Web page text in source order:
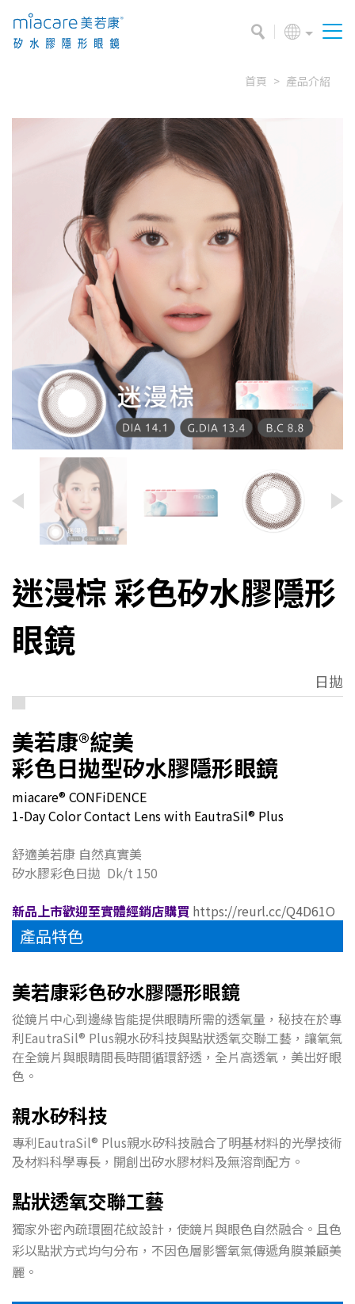
首頁 產品介紹
迷漫棕 彩色矽水膠隱形
眼鏡
日拋
美若康®綻美
彩色日拋型矽水膠隱形眼鏡
miacare® CONFiDENCE
1-Day Color Contact Lens with EautraSil® Plus
舒適美若康 自然真實美
矽水膠彩色日拋 Dk/t 150
新品上市歡迎至實體經銷店購買 https://reurl.cc/Q4D61O
產品特色
美若康彩色矽水膠隱形眼鏡
從鏡片中心到邊緣皆能提供眼睛所需的透氧量，秘技在於專
利EautraSil® Plus親水矽科技與點狀透氧交聯工藝，讓氧氣
在全鏡片與眼睛間長時間循環舒透，全片高透氧，美出好眼
色。
親水矽科技
專利EautraSil® Plus親水矽科技融合了明基材料的光學技術
及材料科學專長，開創出矽水膠材料及無溶劑配方。
點狀透氧交聯工藝
獨家外密內疏環圈花紋設計，使鏡片與眼色自然融合。且色
彩以點狀方式均勻分布，不因色層影響氧氣傳遞角膜兼顧美
麗。